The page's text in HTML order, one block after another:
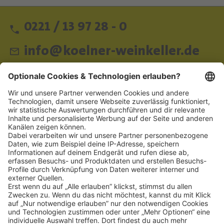
0221 / 13 97 28 - 0
info@koelner-weinkeller.de
Schnellzugriff
ZAHLUNGSMETHODEN
SOCIAL
NEWSLETTER
BESUCHEN SIE UNS